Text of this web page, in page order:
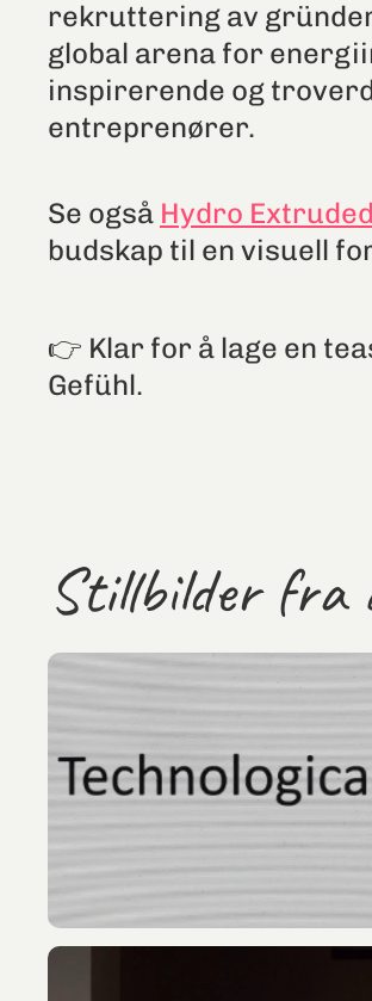
rekruttering av
global arena for
inspirerende og
entreprenører.
Se også Hydro
budskap til en visuell
👉 Klar for å lage en
Gefühl.
Stillbilder fra